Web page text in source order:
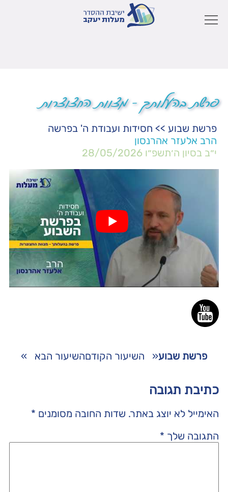
פרשת בהעלותך – מצוות החצוצרות
פרשת שבוע >> חסידות ועבודת ה' בפרשה
הרב אלעזר אהרנסון
י״ב בסיון ה׳תשפ״ו 28/05/2026
פרשת שבוע« השיעור הקודםהשיעור הבא »
כתיבת תגובה
האימייל לא יוצג באתר. שדות החובה מסומנים *
התגובה שלך *